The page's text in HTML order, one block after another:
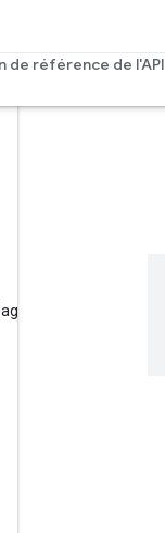
de référence de l'API